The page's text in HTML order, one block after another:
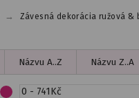
→ Závesná dekorácia ružová &
Názvu A..Z Názvu Z..A